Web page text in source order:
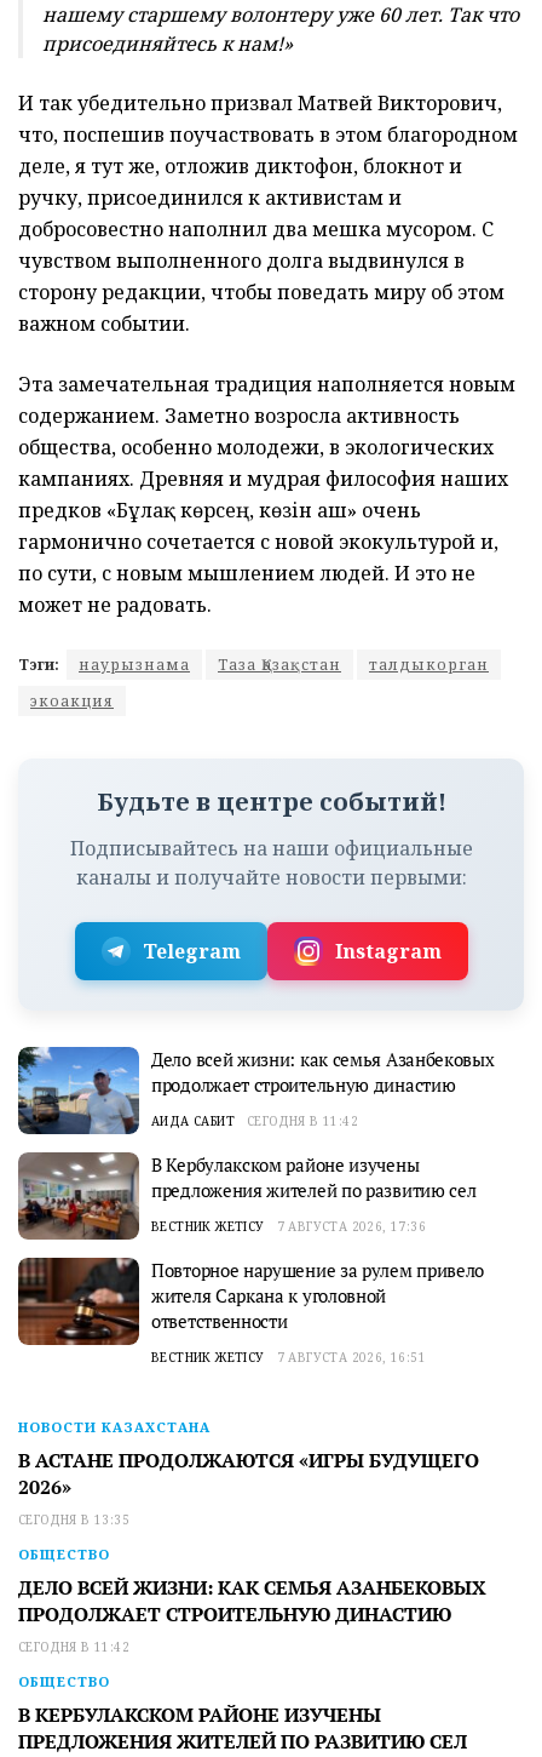
нашему старшему волонтеру уже 60 лет. Так что
присоединяйтесь к нам!»
И так убедительно призвал Матвей Викторович,
что, поспешив поучаствовать в этом благородном
деле, я тут же, отложив диктофон, блокнот и
ручку, присоединился к активистам и
добросовестно наполнил два мешка мусором. С
чувством выполненного долга выдвинулся в
сторону редакции, чтобы поведать миру об этом
важном событии.
Эта замечательная традиция наполняется новым
содержанием. Заметно возросла активность
общества, особенно молодежи, в экологических
кампаниях. Древняя и мудрая философия наших
предков «Бұлақ көрсең, көзін аш» очень
гармонично сочетается с новой экокультурой и,
по сути, с новым мышлением людей. И это не
может не радовать.
Тэги: наурызнама Таза Қазақстан
талдыкорган
экоакция
Будьте в центре событий!
Подписывайтесь на наши официальные
каналы и получайте новости первыми:
Telegram Instagram
Дело всей жизни: как семья Азанбековых
продолжает строительную династию
АИДА САБИТ СЕГОДНЯ В 11:42
В Кербулакском районе изучены
предложения жителей по развитию сел
ВЕСТНИК ЖЕТІСУ 7 АВГУСТА 2026, 17:36
Повторное нарушение за рулем привело
жителя Саркана к уголовной
ответственности
ВЕСТНИК ЖЕТІСУ 7 АВГУСТА 2026, 16:51
НОВОСТИ КАЗАХСТАНА
В АСТАНЕ ПРОДОЛЖАЮТСЯ «ИГРЫ БУДУЩЕГО
2026»
СЕГОДНЯ В 13:35
ОБЩЕСТВО
ДЕЛО ВСЕЙ ЖИЗНИ: КАК СЕМЬЯ АЗАНБЕКОВЫХ
ПРОДОЛЖАЕТ СТРОИТЕЛЬНУЮ ДИНАСТИЮ
СЕГОДНЯ В 11:42
ОБЩЕСТВО
В КЕРБУЛАКСКОМ РАЙОНЕ ИЗУЧЕНЫ
ПРЕДЛОЖЕНИЯ ЖИТЕЛЕЙ ПО РАЗВИТИЮ СЕЛ